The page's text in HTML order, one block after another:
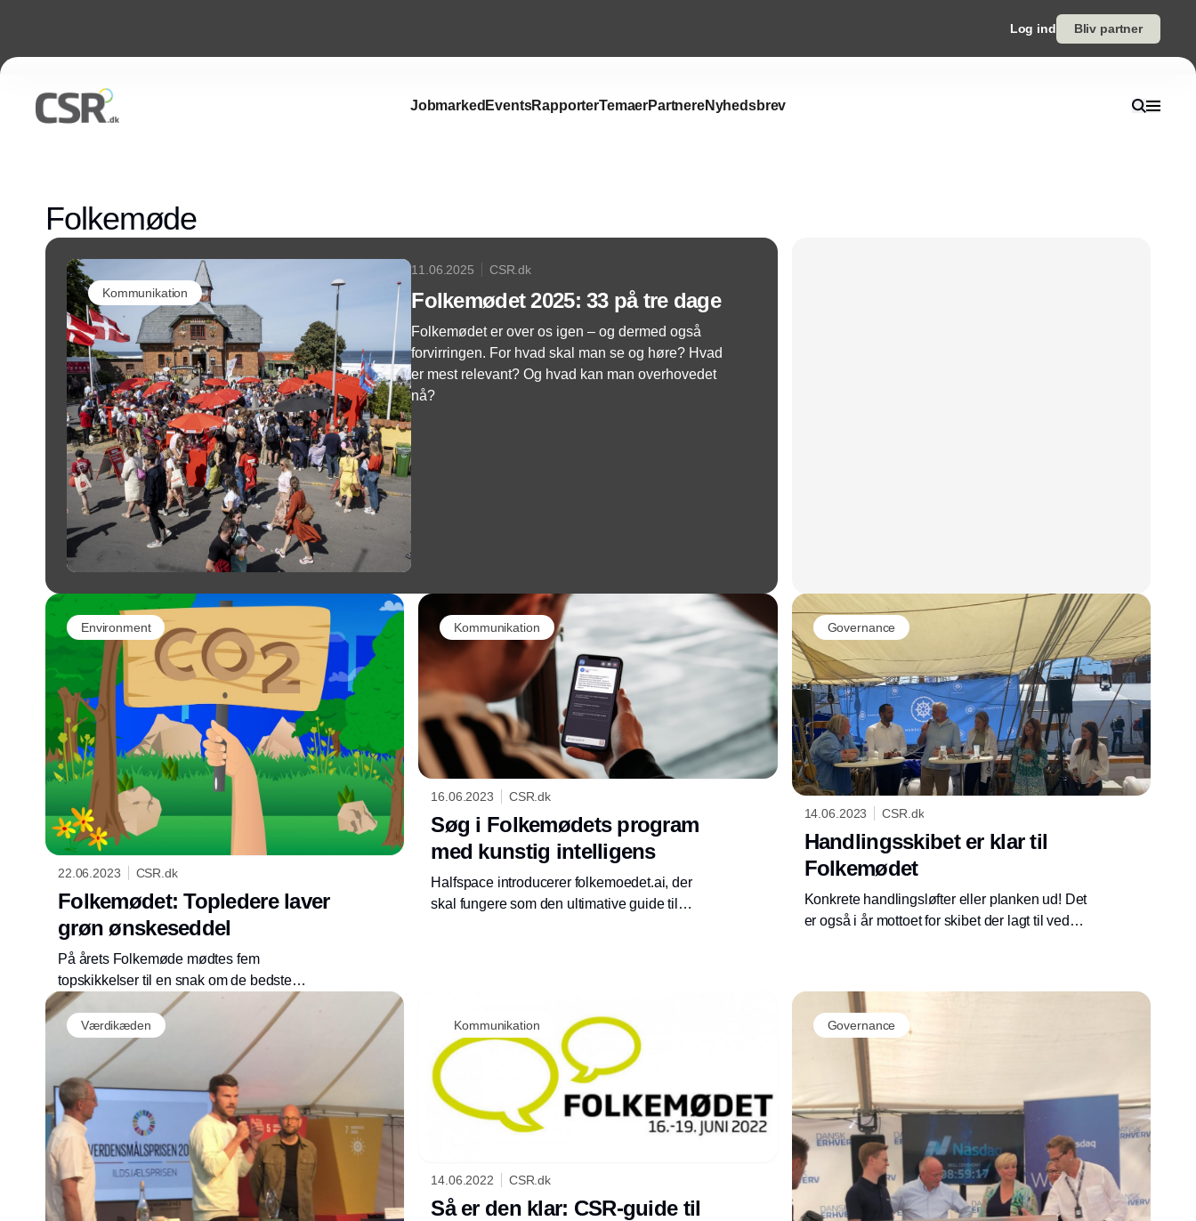
Log ind Bliv partner
Jobmarked EventsRapporterTemaerPartnereNyhedsbrev
Folkemøde
Kommunikation
11.06.2025 CSR.dk
Folkemødet 2025: 33 på tre dage
Folkemødet er over os igen – og dermed også
forvirringen. For hvad skal man se og høre? Hvad
er mest relevant? Og hvad kan man overhovedet
nå?
Environment
22.06.2023 CSR.dk
Folkemødet: Topledere laver
grøn ønskeseddel
På årets Folkemøde mødtes fem
topskikkelser til en snak om de bedste
løsninger på den grønne omstilling. EN CO2-
afgift på forbrug er blandt forslagene, men der
mangler tiltro til, at det kan realiseres.
Kommunikation
16.06.2023 CSR.dk
Søg i Folkemødets program
med kunstig intelligens
Halfspace introducerer folkemoedet.ai, der
skal fungere som den ultimative guide til
Governance
14.06.2023 CSR.dk
Handlingsskibet er klar til
Folkemødet
Konkrete handlingsløfter eller planken ud! Det
er også i år mottoet for skibet der lagt til ved
Værdikæden
Kommunikation
14.06.2022 CSR.dk
Så er den klar: CSR-guide til
Governance